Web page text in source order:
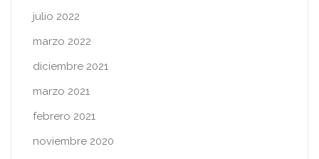
julio 2022
marzo 2022
diciembre 2021
marzo 2021
febrero 2021
noviembre 2020